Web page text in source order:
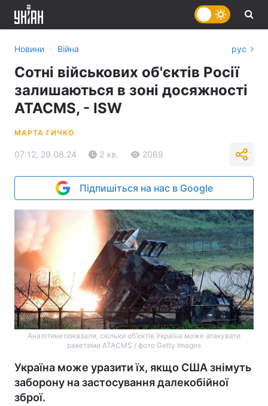
Новини › Війна рус
Cотні військових об'єктів Росії
залишаються в зоні досяжності
ATACMS, - ISW
МАРТА ГИЧКО
07:12, 29.08.24 2 хв. 2069
Підпишіться на нас в Google
Аналітики показали, скільки об'єктів Україна може атакувати
ракетами ATACMS / фото Getty Images
Україна може уразити їх, якщо США знімуть
заборону на застосування далекобійної
зброї.